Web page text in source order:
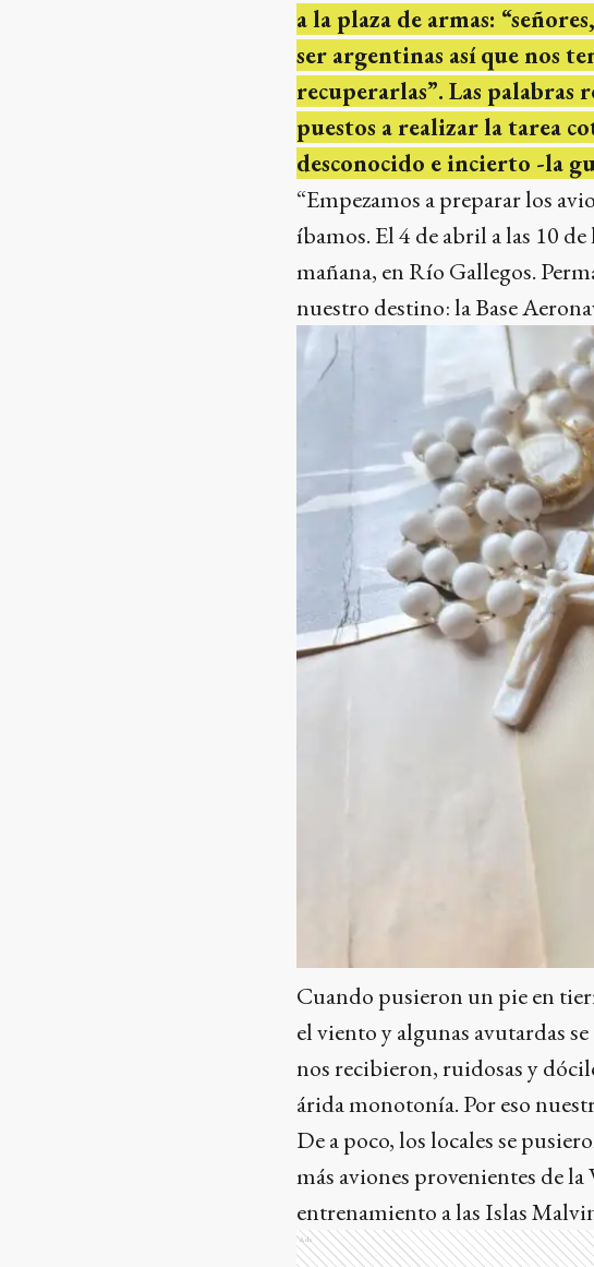
a la plaza de armas:
ser argentinas así que nos
recuperarlas”. Las palabras
puestos a realizar la tarea
desconocido e incierto -la
“Empezamos a preparar los
íbamos. El 4 de abril a las 10
mañana, en Río Gallegos.
nuestro destino: la Base
Cuando pusieron un pie en
el viento y algunas avutardas
nos recibieron, ruidosas y
árida monotonía. Por eso
De a poco, los locales se
más aviones provenientes de
entrenamiento a las Islas
Ads